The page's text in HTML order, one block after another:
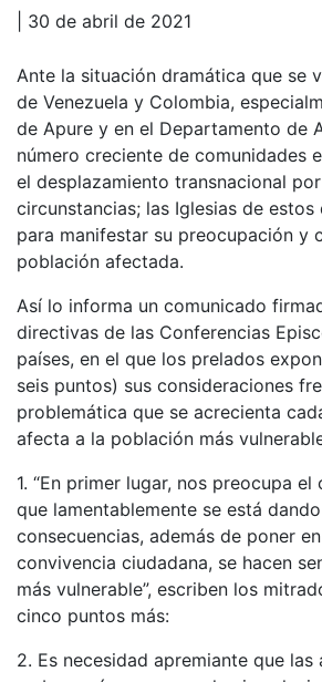
| 30 de abril de 2021
Ante la situación dramática que se
de Venezuela y Colombia,
de Apure y en el Departamento de
número creciente de comunidades
el desplazamiento transnacional
circunstancias; las Iglesias de estos
para manifestar su preocupación y
población afectada.
Así lo informa un comunicado
directivas de las Conferencias
países, en el que los prelados
seis puntos) sus consideraciones
problemática que se acrecienta
afecta a la población más
1. “En primer lugar, nos preocupa
que lamentablemente se está
consecuencias, además de poner
convivencia ciudadana, se hacen
más vulnerable”, escriben los
cinco puntos más:
2. Es necesidad apremiante que